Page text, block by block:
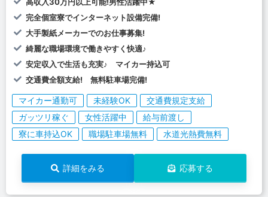
完全個室寮でインターネット設備完備!
大手製紙メーカーでのお仕事募集!
綺麗な職場環境で働きやすく快適♪
安定収入で生活も充実♪ マイカー持込可
交通費全額支給! 無料駐車場完備!
マイカー通勤可 未経験OK
交通費規定支給
ガッツリ稼ぐ
女性活躍中
給与前渡し
寮に車持込OK
職場駐車場無料 水道光熱費無料
詳細をみる 応募する